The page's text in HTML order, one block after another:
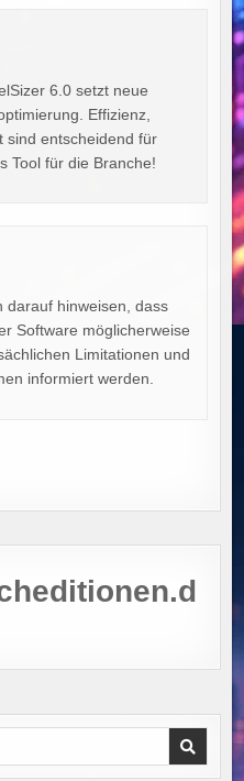
6.0 setzt neue
Effizienz,
sind entscheidend für
Tool für die Branche!
darauf hinweisen, dass
Software möglicherweise
Limitationen und
informiert werden.